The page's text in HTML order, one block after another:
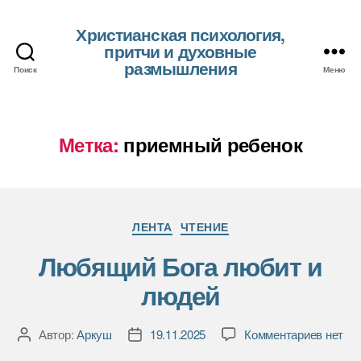
Поиск
Христианская психология,
притчи и духовные
размышления Меню
Метка: приемный ребенок
Рубрики
ЛЕНТА ЧТЕНИЕ
Любящий Бога любит и
людей
АвторАвтор:Аркуш
Дата19.11.2025 Комментариевкнет